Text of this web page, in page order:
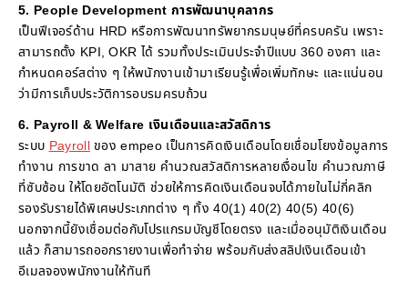
5. People Development การพัฒนาบุคลากร
เป็นฟีเจอร์ด้าน HRD หรือการพัฒนาทรัพยากรมนุษย์ที่ครบครัน เพราะ
สามารถตั้ง KPI, OKR ได้ รวมทั้งประเมินประจำปีแบบ 360 องศา และ
กำหนดคอร์สต่าง ๆ ให้พนักงานเข้ามาเรียนรู้เพื่อเพิ่มทักษะ และแน่นอน
ว่ามีการเก็บประวัติการอบรมครบถ้วน
6. Payroll & Welfare เงินเดือนและสวัสดิการ
ระบบ Payrollของ empeo เป็นการคิดเงินเดือนโดยเชื่อมโยงข้อมูลการ
ทำงาน การขาด ลา มาสาย คำนวณสวัสดิการหลายเงื่อนไข คำนวณภาษี
ที่ซับซ้อน ให้โดยอัตโนมัติ ช่วยให้การคิดเงินเดือนจบได้ภายในไม่กี่คลิก
รองรับรายได้พิเศษประเภทต่าง ๆ ทั้ง 40(1) 40(2) 40(5) 40(6)
นอกจากนี้ยังเชื่อมต่อกับโปรแกรมบัญชีโดยตรง และเมื่ออนุมัติเงินเดือน
แล้ว ก็สามารถออกรายงานเพื่อทำจ่าย พร้อมกับส่งสลิปเงินเดือนเข้า
อีเมลจองพนักงานให้ทันที